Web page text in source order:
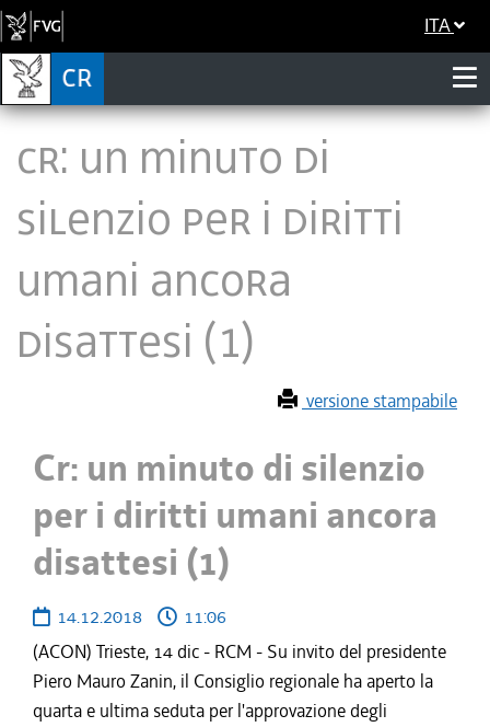
ITA
Cr: un minuto di
silenzio per i diritti
umani ancora
disattesi (1)
versione stampabile
Cr: un minuto di silenzio
per i diritti umani ancora
disattesi (1)
14.12.2018
11:06
(ACON) Trieste, 14 dic - RCM - Su invito del presidente
Piero Mauro Zanin, il Consiglio regionale ha aperto la
quarta e ultima seduta per l'approvazione degli